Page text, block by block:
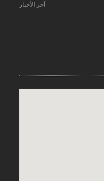
آخر الأخبار